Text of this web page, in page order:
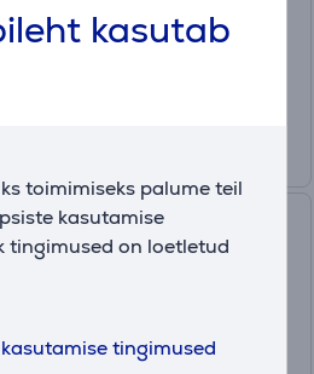
kasutab
toimimiseks palume teil
kasutamise
tingimused on loetletud
tingimused
449.99 €
Multifunktsionaalne hakkija
Severin
Hind: